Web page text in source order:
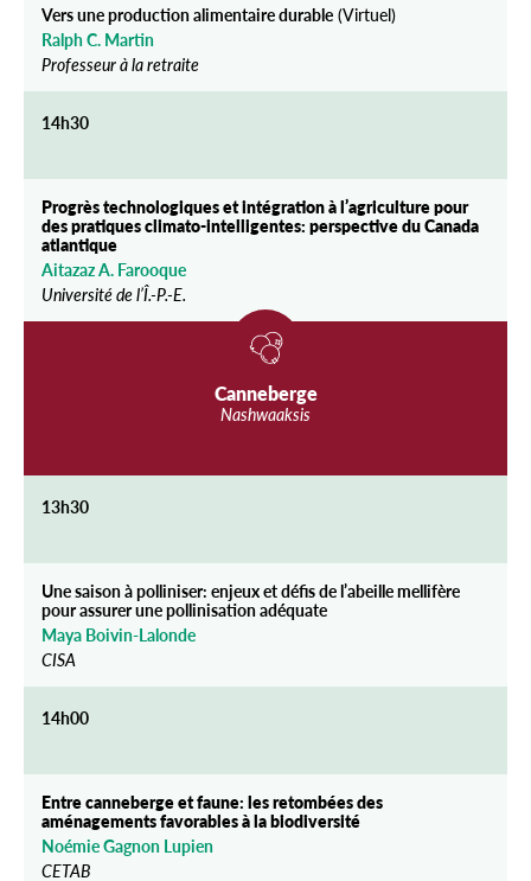
Vers une production alimentaire durable (Virtuel)
Ralph C. Martin
Professeur à la retraite
14h30
Progrès technologiques et intégration à l’agriculture pour
des pratiques climato-intelligentes: perspective du Canada
atlantique
Aitazaz A. Farooque
Université de l’Î.-P.-E.
Canneberge
Nashwaaksis
13h30
Une saison à polliniser: enjeux et défis de l’abeille mellifère
pour assurer une pollinisation adéquate
Maya Boivin-Lalonde
CISA
14h00
Entre canneberge et faune: les retombées des
aménagements favorables à la biodiversité
Noémie Gagnon Lupien
CETAB